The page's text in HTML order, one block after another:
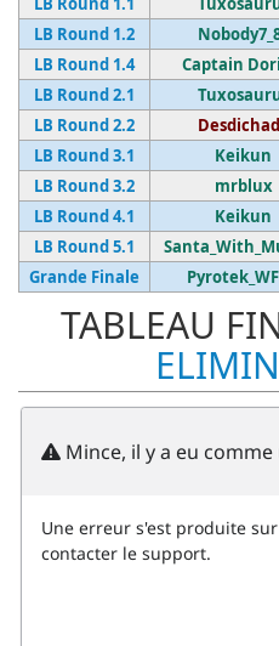
LB Round 1.2
LB Round 1.4
Captain
LB Round 2.1
LB Round 2.2
LB Round 3.1
Keikun
LB Round 3.2
mrblux
LB Round 4.1
Keikun
LB Round 5.1
Grande Finale
Pyrotek_WF
TABLEAU